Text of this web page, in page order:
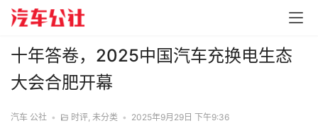
十年答卷，2025中国汽车充换电生态
大会合肥开幕
汽车 公社 • 时评, 未分类 • 2025年9月29日 下午9:36